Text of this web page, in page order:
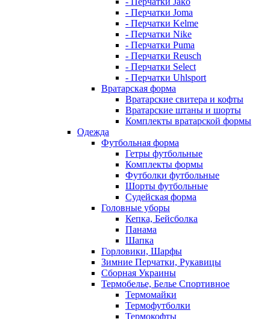
- Перчатки Joma
- Перчатки Kelme
- Перчатки Nike
- Перчатки Puma
- Перчатки Reusch
- Перчатки Select
- Перчатки Uhlsport
Вратарская форма
Вратарские свитера и кофты
Вратарские штаны и шорты
Комплекты вратарской формы
Одежда
Футбольная форма
Гетры футбольные
Комплекты формы
Футболки футбольные
Шорты футбольные
Судейская форма
Головные уборы
Кепка, Бейсболка
Панама
Шапка
Горловики, Шарфы
Зимние Перчатки, Рукавицы
Сборная Украины
Термобелье, Белье Спортивное
Термомайки
Термофутболки
Термокофты